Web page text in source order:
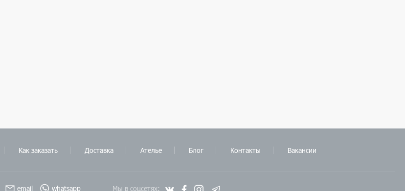
Как заказать Доставка Ателье Блог Контакты Вакансии
email whatsapp Мы в соцсетях: